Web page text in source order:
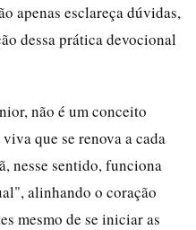
apenas esclareça dúvidas,
dessa prática devocional
não é um conceito
que se renova a cada
nesse sentido, funciona
alinhando o coração
mesmo de se iniciar as